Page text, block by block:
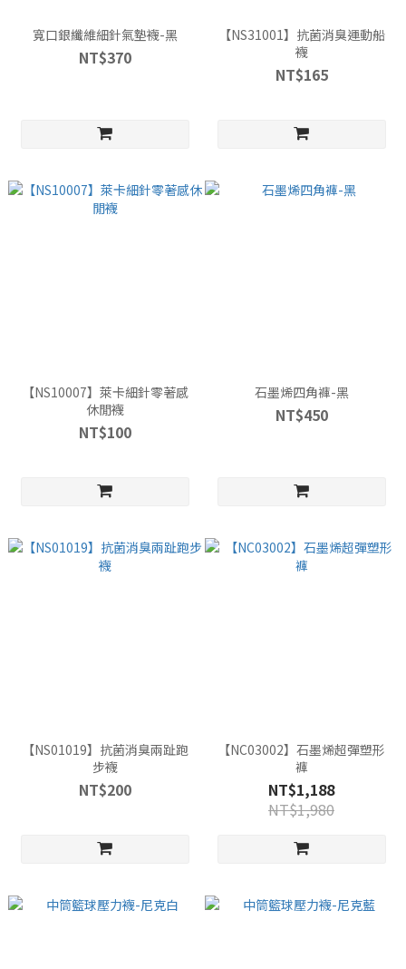
寬口銀纖維細針氣墊襪-黑
NT$370
【NS31001】抗菌消臭運動船
襪
NT$165
【NS10007】萊卡細針零著感
休閒襪
NT$100
石墨烯四角褲-黑
NT$450
【NS01019】抗菌消臭兩趾跑
步襪
NT$200
【NC03002】石墨烯超彈塑形
褲
NT$1,188
NT$1,980